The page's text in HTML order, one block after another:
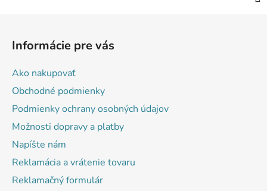
Informácie pre vás
Ako nakupovať
Obchodné podmienky
Podmienky ochrany osobných údajov
Možnosti dopravy a platby
Napíšte nám
Reklamácia a vrátenie tovaru
Reklamačný formulár